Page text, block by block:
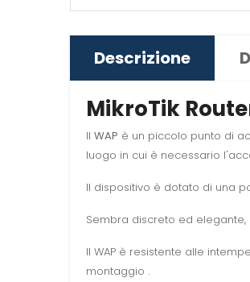
Descrizione
MikroTik
Il WAP è un piccolo punto di
luogo in cui è necessario
Il dispositivo è dotato di una
Sembra discreto ed
Il WAP è resistente alle
montaggio .